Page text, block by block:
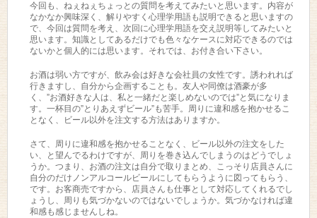
今回も、ねぇねぇちょっとの質問を考えてみたいと思います。内容が
なかなか興味深く、解りやすく心理学用語も説明できると思いますの
で、今回は質問を考え、次回に心理学用語を交え説明等してみたいと
思います。知識としてあるだけでも色々なケースに対応できるのでは
ないかと個人的には思います。それでは、お付き合い下さい。
お酒は弱い方ですが、飲み会は好きな会社員の女性です。誘われれば
行きますし、自分から企画することも。友人や同僚は酒豪が多
く、”お酒好きな人は、私と一緒だと楽しめないのでは”と気になりま
す。一杯目の”とりあえずビール”も苦手。周りに違和感を抱かせるこ
となく、ビール以外を注文する方法はありますか。
さて、周りに違和感を抱かせることなく、ビール以外の注文をした
い、と望んでるわけですが、周りを巻き込んでしまうのはどうでしょ
うか。つまり、お酒の注文は自分で取りまとめ、こっそり店員さんに
自分のだけノンアルコールビールにしてもらうように図ってもらう、
です。お客商売ですから、店員さんも仕事として対応してくれるでし
ょうし、周りも気づかないのではないでしょうか。気づかなければ違
和感も感じませんしね。